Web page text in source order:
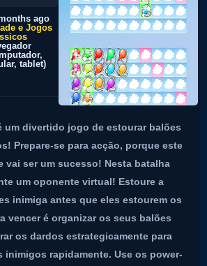
ago
e Jogos
tablet)
um divertido jogo de estourar balões
Prepare-se para acção, porque este
vai ser um sucesso! Nesta batalha
um oponente virtual! Estoure a
inimiga antes que eles estourem os
vencer é organizar os seus balões
os dardos estrategicamente para
inimigos rapidamente. Use os power-